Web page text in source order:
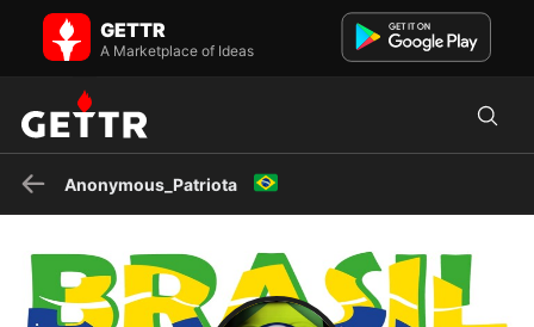
Anonymous_Patriota 🇧🇷 on GETTR - Profile and Posts
Patriota brasileiro 🇧🇷 QAP Total 🎙️📱 De Goiás para o Mundo 👨🏽‍🌾
GETTR
A Marketplace of Ideas
Anonymous_Patriota 🇧🇷